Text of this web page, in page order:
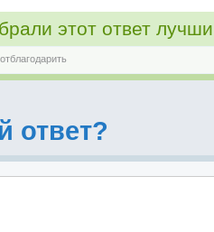
этот ответ
отблагодарить
ответ?